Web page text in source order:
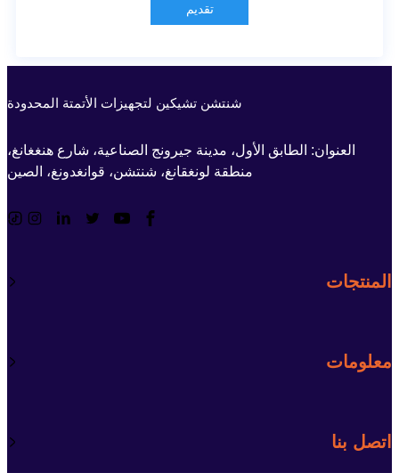
تقديم
شنتشن تشيكين لتجهيزات الأتمتة المحدودة
العنوان: الطابق الأول، مدينة جيرونج الصناعية، شارع هنغغانغ،
منطقة لونغقانغ، شنتشن، قوانغدونغ، الصين
المنتجات
معلومات
اتصل بنا